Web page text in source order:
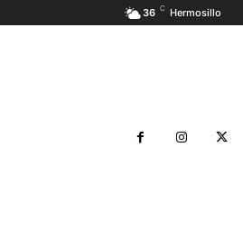
36 C Hermosillo